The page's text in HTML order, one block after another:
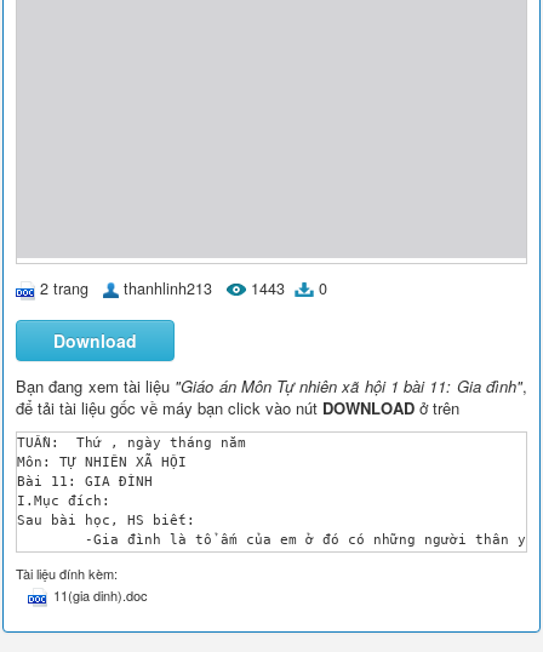
2 trang thanhlinh213 1443 0
Download
Bạn đang xem tài liệu "Giáo án Môn Tự nhiên xã hội 1 bài 11: Gia đình",
để tải tài liệu gốc về máy bạn click vào nút DOWNLOAD ở trên
TUẦN:  Thứ , ngày tháng năm
Môn: TỰ NHIÊN XÃ HỘI
Bài 11: GIA ĐÌNH
I.Mục đích:
Sau bài học, HS biết:
	-Kể được những người trong gia đình mình với những bạn trong lớp
	-Yêu quý gia đình và những người thân trong gia đình
II. Đồ dùng dạy học:
III. Các hoạt động dạy và học:
Tài liệu đính kèm:
11(gia dinh).doc